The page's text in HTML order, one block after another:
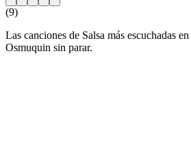
(9)
Las canciones de Salsa más escuchadas
Osmuquin sin parar.